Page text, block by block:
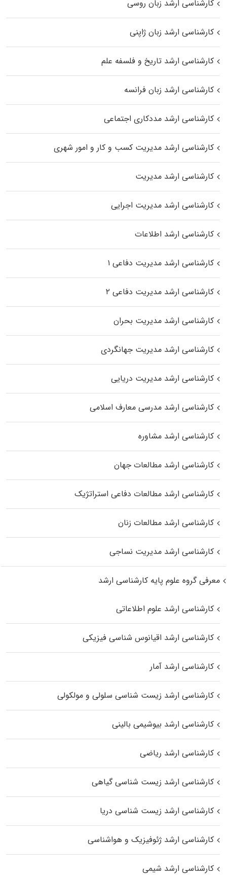
کارشناسی ارشد زبان روسی
کارشناسی ارشد زبان ژاپنی
کارشناسی ارشد تاریخ و فلسفه علم
کارشناسی ارشد زبان فرانسه
کارشناسی ارشد مددکاری اجتماعی
کارشناسی ارشد مدیریت کسب و کار و امور شهری
کارشناسی ارشد مدیریت
کارشناسی ارشد مدیریت اجرایی
کارشناسی ارشد اطلاعات
کارشناسی ارشد مدیریت دفاعی ۱
کارشناسی ارشد مدیریت دفاعی ۲
کارشناسی ارشد مدیریت بحران
کارشناسی ارشد مدیریت جهانگردی
کارشناسی ارشد مدیریت دریایی
کارشناسی ارشد مدرسی معارف اسلامی
کارشناسی ارشد مشاوره
کارشناسی ارشد مطالعات جهان
کارشناسی ارشد مطالعات دفاعی استراتژیک
کارشناسی ارشد مطالعات زنان
کارشناسی ارشد مدیریت نساجی
معرفی گروه علوم پایه کارشناسی ارشد
کارشناسی ارشد علوم اطلاعاتی
کارشناسی ارشد اقیانوس‌ شناسی فیزیکی
کارشناسی ارشد آمار
کارشناسی ارشد زیست شناسی سلولی و مولکولی
کارشناسی ارشد بیوشیمی بالینی
کارشناسی ارشد ریاضی
کارشناسی ارشد زیست‌ شناسی گیاهی
کارشناسی ارشد زیست‌ شناسی دریا
کارشناسی ارشد ژئوفیزیک و هواشناسی
کارشناسی ارشد شیمی